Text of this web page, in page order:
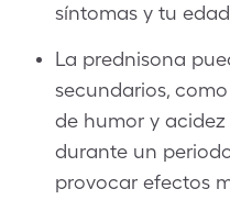
síntomas y tu
La prednisona
secundarios,
de humor y
durante un
provocar efectos